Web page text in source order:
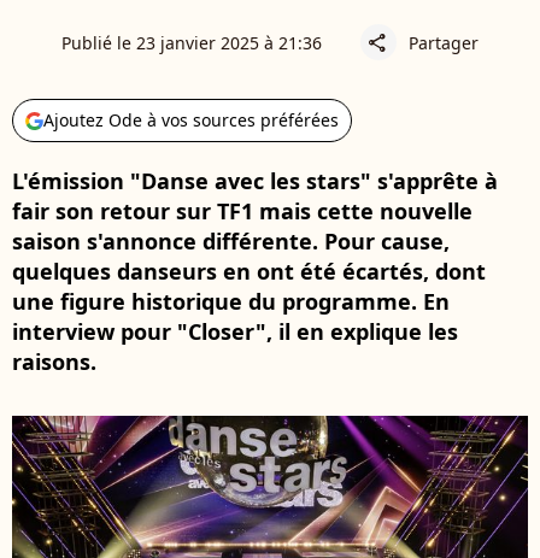
Publié le 23 janvier 2025 à 21:36 share Partager
Ajoutez Ode à vos sources préférées
L'émission "Danse avec les stars" s'apprête à
fair son retour sur TF1 mais cette nouvelle
saison s'annonce différente. Pour cause,
quelques danseurs en ont été écartés, dont
une figure historique du programme. En
interview pour "Closer", il en explique les
raisons.